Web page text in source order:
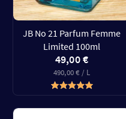
JB No 21 Parfum Femme
Limited 100ml
49,00 €
490,00 € / L